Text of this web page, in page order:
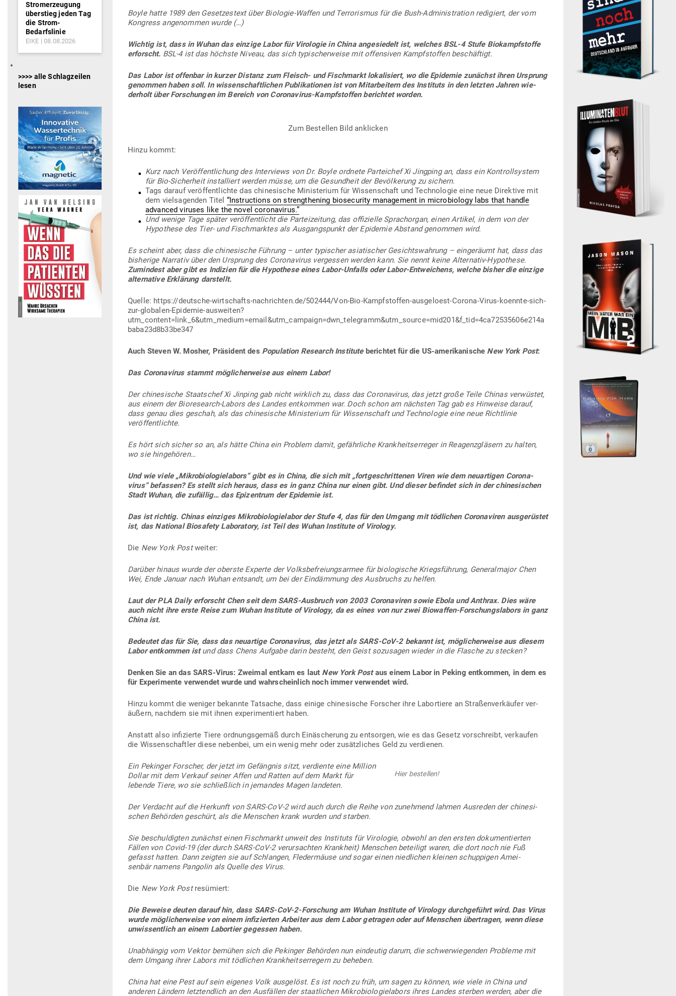
Boyle hatte 1989 den Geset­zestext über Bio­logie-Waffen und Ter­ro­rismus für die Bush-Admi­nis­tration redi­giert, der vom
Kon­gress ange­nommen wurde (…)
Wichtig ist, dass in Wuhan das einzige Labor für Viro­logie in China ange­siedelt ist, welches BSL‑4 Stufe Bio­kampf­stoffe
erforscht. BSL‑4 ist das höchste Niveau, das sich typi­scher­weise mit offen­siven Kampf­stoffen beschäftigt.
Das Labor ist offenbar in kurzer Distanz zum Fleisch- und Fisch­markt loka­li­siert, wo die Epi­demie zunächst ihren Ursprung
genommen haben soll. In wis­sen­schaft­lichen Publi­ka­tionen ist von Mit­ar­beitern des Instituts in den letzten Jahren wie­
derholt über For­schungen im Bereich von Coro­na­virus-Kampf­stoffen berichtet worden.
Zum Bestellen Bild anklicken
Hinzu kommt:
Kurz nach Ver­öf­fent­li­chung des Inter­views von Dr. Boyle ordnete Par­teichef Xi Jingping an, dass ein Kon­troll­system
für Bio-Sicherheit instal­liert werden müsse, um die Gesundheit der Bevöl­kerung zu sichern.
Tags darauf ver­öf­fent­lichte das chi­ne­sische Minis­terium für Wis­sen­schaft und Tech­no­logie eine neue Direktive mit
dem viel­sa­genden Titel “Ins­truc­tions on streng­thening bio­se­curity management in micro­biology labs that handle
advanced viruses like the novel coronavirus.”
Und wenige Tage später ver­öf­fent­licht die Par­tei­zeitung, das offi­zielle Sprach­organ, einen Artikel, in dem von der
Hypo­these des Tier- und Fisch­marktes als Aus­gangs­punkt der Epi­demie Abstand genommen wird.
Es scheint aber, dass die chi­ne­sische Führung – unter typi­scher asia­ti­scher Gesichts­wahrung – ein­ge­räumt hat, dass das
bis­herige Nar­rativ über den Ursprung des Coro­na­virus ver­gessen werden kann. Sie nennt keine Alter­nativ-Hypo­these.
Zumindest aber gibt es Indizien für die Hypo­these eines Labor-Unfalls oder Labor-Ent­wei­chens, welche bisher die einzige
alter­native Erklärung darstellt.
Quelle: https://deutsche-wirtschafts-nachrichten.de/502444/Von-Bio-Kampfstoffen-ausgeloest-Corona-Virus-koennte-sich-
zur-globalen-Epidemie-ausweiten?
utm_content=link_6&utm_medium=email&utm_campaign=dwn_telegramm&utm_source=mid201&f_tid=4ca72535606e214a
baba23d8b33be347
Auch Steven W. Mosher, Prä­sident des Popu­lation Research Institute berichtet für die US-ame­ri­ka­nische New York Post:
Das Coro­na­virus stammt mög­li­cher­weise aus einem Labor!
Der chi­ne­sische Staatschef Xi Jinping gab nicht wirklich zu, dass das Coro­na­virus, das jetzt große Teile Chinas ver­wüstet,
aus einem der Bio­re­search-Labors des Landes ent­kommen war. Doch schon am nächsten Tag gab es Hin­weise darauf,
dass genau dies geschah, als das chi­ne­sische Minis­terium für Wis­sen­schaft und Tech­no­logie eine neue Richt­linie
veröffentlichte.
Es hört sich sicher so an, als hätte China ein Problem damit, gefähr­liche Krank­heits­er­reger in Reagenz­gläsern zu halten,
wo sie hingehören…
Und wie viele „Mikro­bio­lo­gie­labors“ gibt es in China, die sich mit „fort­ge­schrit­tenen Viren wie dem neu­ar­tigen Coro­na­
virus“ befassen? Es stellt sich heraus, dass es in ganz China nur einen gibt. Und dieser befindet sich in der chi­ne­si­schen
Stadt Wuhan, die zufällig… das Epi­zentrum der Epi­demie ist.
Das ist richtig. Chinas ein­ziges Mikro­bio­lo­gie­labor der Stufe 4, das für den Umgang mit töd­lichen Coro­na­viren aus­ge­rüstet
ist, das National Bio­safety Labo­ratory, ist Teil des Wuhan Institute of Virology.
Die New York Postweiter:
Darüber hinaus wurde der oberste Experte der Volks­be­frei­ungs­armee für bio­lo­gische Kriegs­führung, Gene­ral­major Chen
Wei, Ende Januar nach Wuhan ent­sandt, um bei der Ein­dämmung des Aus­bruchs zu helfen.
Laut der PLA Daily erforscht Chen seit dem SARS-Aus­bruch von 2003 Coro­na­viren sowie Ebola und Anthrax. Dies wäre
auch nicht ihre erste Reise zum Wuhan Institute of Virology, da es eines von nur zwei Bio­waffen-For­schungs­labors in ganz
China ist.
Bedeutet das für Sie, dass das neu­artige Coro­na­virus, das jetzt als SARS-CoV‑2 bekannt ist, mög­li­cher­weise aus diesem
Labor ent­kommen istund dass Chens Aufgabe darin besteht, den Geist sozu­sagen wieder in die Flasche zu stecken?
Denken Sie an das SARS-Virus: Zweimal entkam es laut New York Postaus einem Labor in Peking ent­kommen, in dem es
für Expe­ri­mente ver­wendet wurde und wahr­scheinlich noch immer ver­wendet wird.
Hinzu kommt die weniger bekannte Tat­sache, dass einige chi­ne­sische For­scher ihre Labor­tiere an Stra­ßen­ver­käufer ver­
äußern, nachdem sie mit ihnen expe­ri­men­tiert haben.
Anstatt also infi­zierte Tiere ord­nungs­gemäß durch Ein­äscherung zu ent­sorgen, wie es das Gesetz vor­schreibt, ver­kaufen
die Wis­sen­schaftler diese nebenbei, um ein wenig mehr oder zusätz­liches Geld zu verdienen.
Hier bestellen!
Ein Pekinger For­scher, der jetzt im Gefängnis sitzt, ver­diente eine Million
Dollar mit dem Verkauf seiner Affen und Ratten auf dem Markt für
lebende Tiere, wo sie schließlich in jemandes Magen landeten.
Der Ver­dacht auf die Her­kunft von SARS-CoV‑2 wird auch durch die Reihe von zunehmend lahmen Aus­reden der chi­ne­si­
schen Behörden geschürt, als die Men­schen krank wurden und starben.
Sie beschul­digten zunächst einen Fisch­markt unweit des Instituts für Viro­logie, obwohl an den ersten doku­men­tierten
Fällen von Covid-19 (der durch SARS-CoV‑2 ver­ur­sachten Krankheit) Men­schen beteiligt waren, die dort noch nie Fuß
gefasst hatten. Dann zeigten sie auf Schlangen, Fle­der­mäuse und sogar einen nied­lichen kleinen schup­pigen Amei­
senbär namens Pan­golin als Quelle des Virus.
Die New York Postresümiert:
Die Beweise deuten darauf hin, dass SARS-CoV-2-For­schung am Wuhan Institute of Virology durch­ge­führt wird. Das Virus
wurde mög­li­cher­weise von einem infi­zierten Arbeiter aus dem Labor getragen oder auf Men­schen über­tragen, wenn diese
unwis­sentlich an einem Labortier gegessen haben.
Unab­hängig vom Vektor bemühen sich die Pekinger Behörden nun ein­deutig darum, die schwer­wie­genden Pro­bleme mit
dem Umgang ihrer Labors mit töd­lichen Krank­heits­er­regern zu beheben.
China hat eine Pest auf sein eigenes Volk aus­gelöst. Es ist noch zu früh, um sagen zu können, wie viele in China und
anderen Ländern letzt­endlich an den Aus­fällen der staat­lichen Mikro­bio­lo­gie­labors ihres Landes sterben werden, aber die
Stromerzeugung
überstieg jeden Tag
die Strom-
Bedarfslinie
EIKE 08.08.2026
>>>> alle Schlagzeilen
lesen